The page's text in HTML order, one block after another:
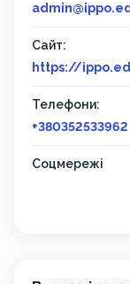
Сайт:
https://
Телефони:
+380352533962
Соцмережі